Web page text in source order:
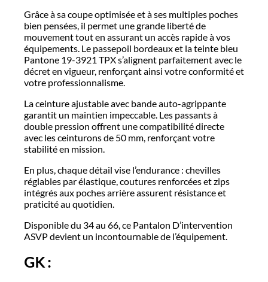
Grâce à sa coupe optimisée et à ses multiples poches
bien pensées, il permet une grande liberté de
mouvement tout en assurant un accès rapide à vos
équipements. Le passepoil bordeaux et la teinte bleu
Pantone 19-3921 TPX s’alignent parfaitement avec le
décret en vigueur, renforçant ainsi votre conformité et
votre professionnalisme.
La ceinture ajustable avec bande auto-agrippante
garantit un maintien impeccable. Les passants à
double pression offrent une compatibilité directe
avec les ceinturons de 50 mm, renforçant votre
stabilité en mission.
En plus, chaque détail vise l’endurance : chevilles
réglables par élastique, coutures renforcées et zips
intégrés aux poches arrière assurent résistance et
praticité au quotidien.
Disponible du 34 au 66, ce Pantalon D’intervention
ASVP devient un incontournable de l’équipement.
GK :